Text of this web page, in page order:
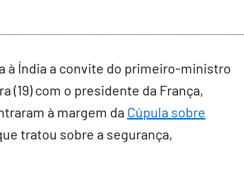
à Índia a convite do primeiro-ministro
(19) com o presidente da França,
à margem da Cúpula sobre
tratou sobre a segurança,